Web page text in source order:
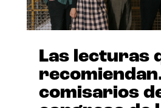
Las lecturas
comisarios